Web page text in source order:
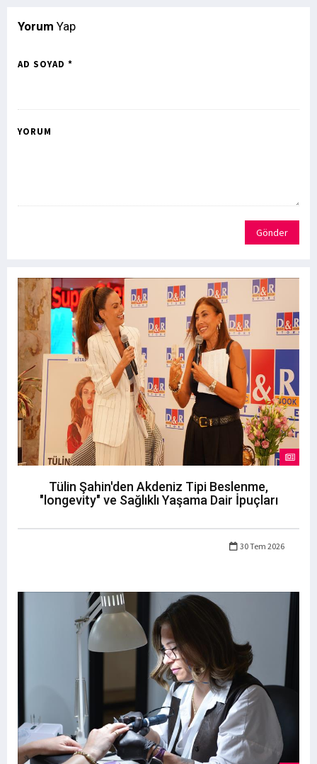
Yorum Yap
AD SOYAD *
YORUM
Gönder
Tülin Şahin'den Akdeniz Tipi Beslenme,
"longevity" ve Sağlıklı Yaşama Dair İpuçları
30 Tem 2026